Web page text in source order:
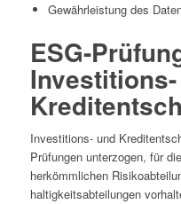
Gewährleistung des
ESG-
Investitions- und
Prüfungen unterzogen, für
herkömmlichen
haltigkeitsabteilungen